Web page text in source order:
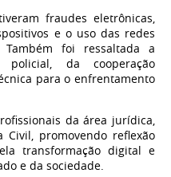
fraudes eletrônicas,
e o uso das redes
foi ressaltada a
policial, da cooperação
para o enfrentamento
da área jurídica,
Civil, promovendo reflexão
transformação digital e
e da sociedade.